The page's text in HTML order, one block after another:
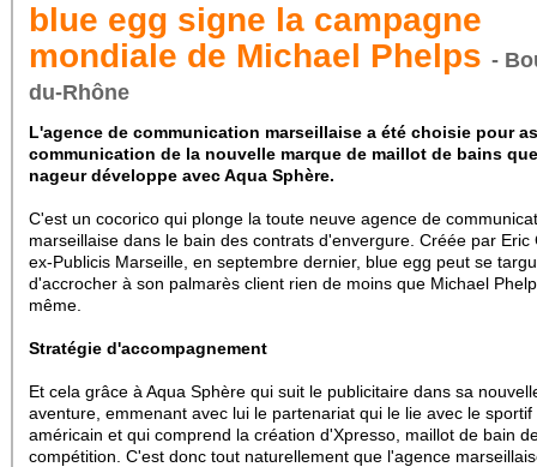
blue egg signe la campagne
mondiale de Michael Phelps -
du-Rhône
L'agence de communication marseillaise a été choisie pour
communication de la nouvelle marque de maillot de bains
nageur développe avec Aqua Sphère.
C'est un cocorico qui plonge la toute neuve agence de
marseillaise dans le bain des contrats d'envergure. Créée par Eric
ex-Publicis Marseille, en septembre dernier, blue egg peut se
d'accrocher à son palmarès client rien de moins que Michael
même.
Stratégie d'accompagnement
Et cela grâce à Aqua Sphère qui suit le publicitaire dans sa
aventure, emmenant avec lui le partenariat qui le lie avec le sportif
américain et qui comprend la création d'Xpresso, maillot de bain
compétition. C'est donc tout naturellement que l'agence